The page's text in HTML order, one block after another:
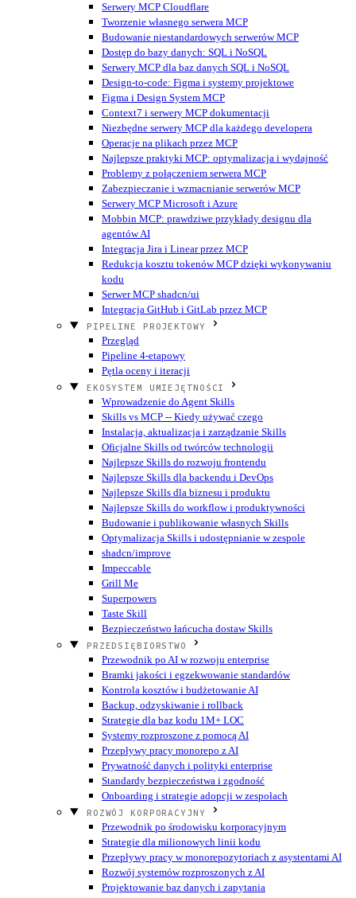
Serwery MCP Cloudflare
Tworzenie własnego serwera MCP
Budowanie niestandardowych serwerów MCP
Dostęp do bazy danych: SQL i NoSQL
Serwery MCP dla baz danych SQL i NoSQL
Design-to-code: Figma i systemy projektowe
Figma i Design System MCP
Context7 i serwery MCP dokumentacji
Niezbędne serwery MCP dla każdego developera
Operacje na plikach przez MCP
Najlepsze praktyki MCP: optymalizacja i wydajność
Problemy z połączeniem serwera MCP
Zabezpieczanie i wzmacnianie serwerów MCP
Serwery MCP Microsoft i Azure
Mobbin MCP: prawdziwe przykłady designu dla
agentów AI
Integracja Jira i Linear przez MCP
Redukcja kosztu tokenów MCP dzięki wykonywaniu
kodu
Serwer MCP shadcn/ui
Integracja GitHub i GitLab przez MCP
PIPELINE PROJEKTOWY
Przegląd
Pipeline 4-etapowy
Pętla oceny i iteracji
EKOSYSTEM UMIEJĘTNOŚCI
Wprowadzenie do Agent Skills
Skills vs MCP -- Kiedy używać czego
Instalacja, aktualizacja i zarządzanie Skills
Oficjalne Skills od twórców technologii
Najlepsze Skills do rozwoju frontendu
Najlepsze Skills dla backendu i DevOps
Najlepsze Skills dla biznesu i produktu
Najlepsze Skills do workflow i produktywności
Budowanie i publikowanie własnych Skills
Optymalizacja Skills i udostępnianie w zespole
shadcn/improve
Impeccable
Grill Me
Superpowers
Taste Skill
Bezpieczeństwo łańcucha dostaw Skills
PRZEDSIĘBIORSTWO
Przewodnik po AI w rozwoju enterprise
Bramki jakości i egzekwowanie standardów
Kontrola kosztów i budżetowanie AI
Backup, odzyskiwanie i rollback
Strategie dla baz kodu 1M+ LOC
Systemy rozproszone z pomocą AI
Przepływy pracy monorepo z AI
Prywatność danych i polityki enterprise
Standardy bezpieczeństwa i zgodność
Onboarding i strategie adopcji w zespołach
ROZWÓJ KORPORACYJNY
Przewodnik po środowisku korporacyjnym
Strategie dla milionowych linii kodu
Przepływy pracy w monorepozytoriach z asystentami AI
Rozwój systemów rozproszonych z AI
Projektowanie baz danych i zapytania